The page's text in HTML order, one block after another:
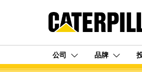
公司 品牌